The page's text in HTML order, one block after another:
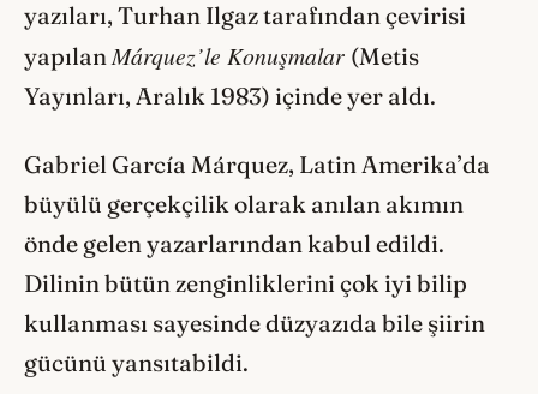
yazıları, Turhan Ilgaz tarafından çevirisi
yapılanMárquez’le Konuşmalar (Metis
Yayınları, Aralık 1983) içinde yer aldı.
Gabriel García Márquez, Latin Amerika’da
büyülü gerçekçilik olarak anılan akımın
önde gelen yazarlarından kabul edildi.
Dilinin bütün zenginliklerini çok iyi bilip
kullanması sayesinde düzyazıda bile şiirin
gücünü yansıtabildi.